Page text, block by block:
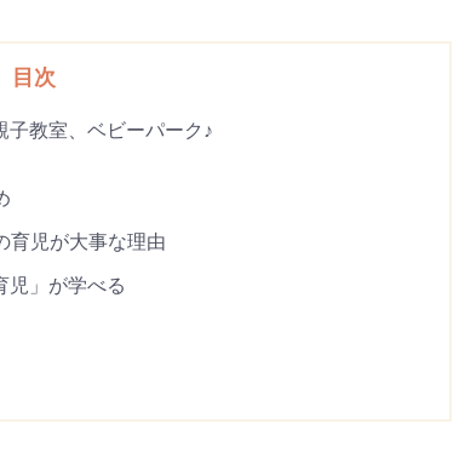
目次
子教室、ベビーパーク♪
育児が大事な理由
」が学べる